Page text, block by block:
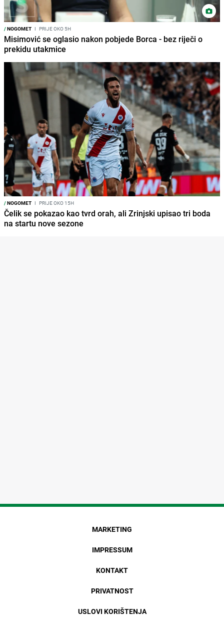
/NOGOMET I PRIJE OKO 5H
Misimović se oglasio nakon pobjede Borca - bez riječi o
prekidu utakmice
/NOGOMET I PRIJE OKO 15H
Čelik se pokazao kao tvrd orah, ali Zrinjski upisao tri boda
na startu nove sezone
MARKETING
IMPRESSUM
KONTAKT
PRIVATNOST
USLOVI KORIŠTENJA